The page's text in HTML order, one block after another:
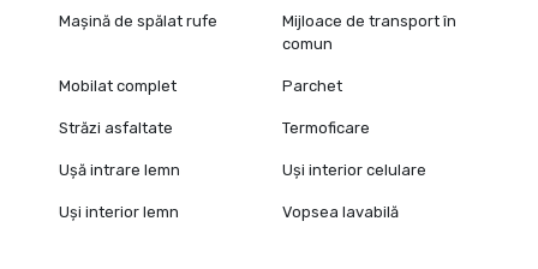
Mașină de spălat rufe
Mijloace de transport în
comun
Mobilat complet Parchet
Străzi asfaltate Termoficare
Ușă intrare lemn Uși interior celulare
Uși interior lemn Vopsea lavabilă